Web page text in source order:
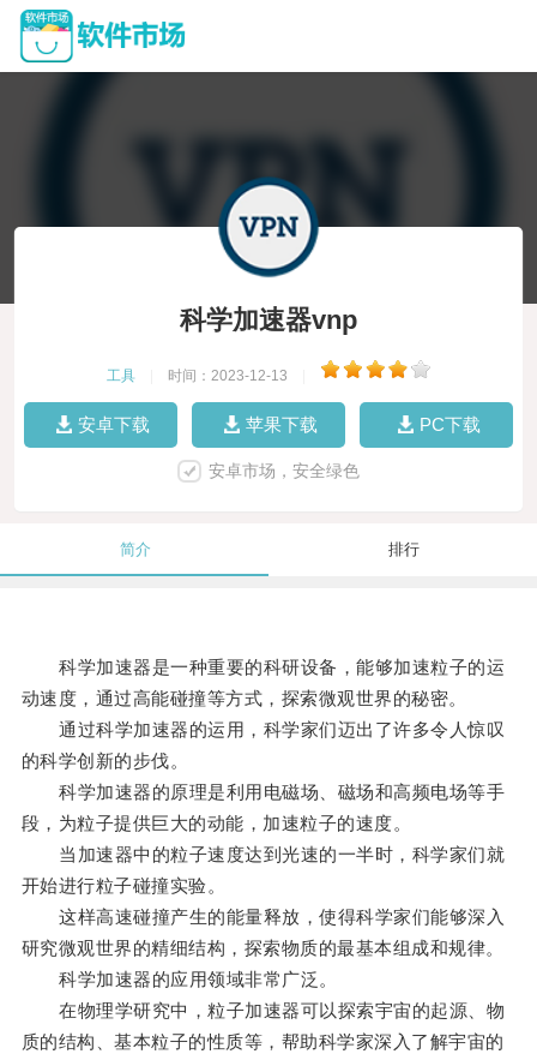
科学加速器vnp
工具 时间：2023-12-13
安卓下载 苹果下载 PC下载
安卓市场，安全绿色
简介 排行
科学加速器是一种重要的科研设备，能够加速粒子的运
动速度，通过高能碰撞等方式，探索微观世界的秘密。
通过科学加速器的运用，科学家们迈出了许多令人惊叹
的科学创新的步伐。
科学加速器的原理是利用电磁场、磁场和高频电场等手
段，为粒子提供巨大的动能，加速粒子的速度。
当加速器中的粒子速度达到光速的一半时，科学家们就
开始进行粒子碰撞实验。
这样高速碰撞产生的能量释放，使得科学家们能够深入
研究微观世界的精细结构，探索物质的最基本组成和规律。
科学加速器的应用领域非常广泛。
在物理学研究中，粒子加速器可以探索宇宙的起源、物
质的结构、基本粒子的性质等，帮助科学家深入了解宇宙的